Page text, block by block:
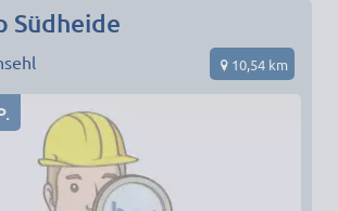
Südheide
10,54 km